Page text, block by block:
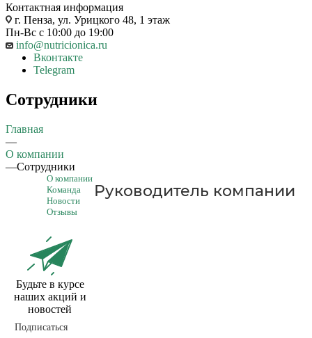
Контактная информация
г. Пенза, ул. Урицкого 48, 1 этаж
Пн-Вс с 10:00 до 19:00
info@nutricionica.ru
Вконтакте
Telegram
Сотрудники
Главная
—
О компании
—Сотрудники
Руководитель компании
О компании
Команда
Новости
Отзывы
Будьте в курсе
наших акций и
новостей
Подписаться